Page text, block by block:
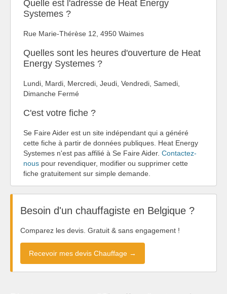
Quelle est l'adresse de Heat Energy
Systemes ?
Rue Marie-Thérèse 12, 4950 Waimes
Quelles sont les heures d'ouverture de Heat
Energy Systemes ?
Lundi, Mardi, Mercredi, Jeudi, Vendredi, Samedi,
Dimanche Fermé
C'est votre fiche ?
Se Faire Aider est un site indépendant qui a généré
cette fiche à partir de données publiques. Heat Energy
Systemes n'est pas affilié à Se Faire Aider. Contactez-
nous pour revendiquer, modifier ou supprimer cette
fiche gratuitement sur simple demande.
Besoin d'un chauffagiste en Belgique ?
Comparez les devis. Gratuit & sans engagement !
Recevoir mes devis Chauffage →